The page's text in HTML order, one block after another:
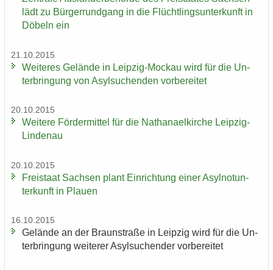
lädt zu Bür­ger­rund­gang in die Flücht­lings­un­ter­kunft in
Dö­beln ein
21.10.2015
Wei­te­res Ge­län­de in Leipzig-​Mockau wird für die Un­
ter­brin­gung von Asyl­su­chen­den vor­be­rei­tet
20.10.2015
Wei­te­re För­der­mit­tel für die Na­tha­nael­kir­che Leipzig-​
Lindenau
20.10.2015
Frei­staat Sach­sen plant Ein­rich­tung einer Asyl­not­un­
ter­kunft in Plau­en
16.10.2015
Ge­län­de an der Braun­stra­ße in Leip­zig wird für die Un­
ter­brin­gung wei­te­rer Asyl­su­chen­der vor­be­rei­tet